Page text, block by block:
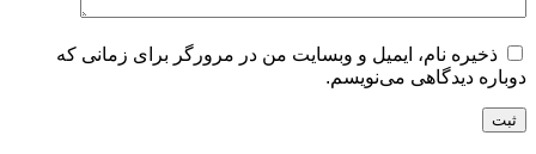
ذخیره نام، ایمیل و وبسایت من در مرورگر برای زمانی که
دوباره دیدگاهی می‌نویسم.
ثبت